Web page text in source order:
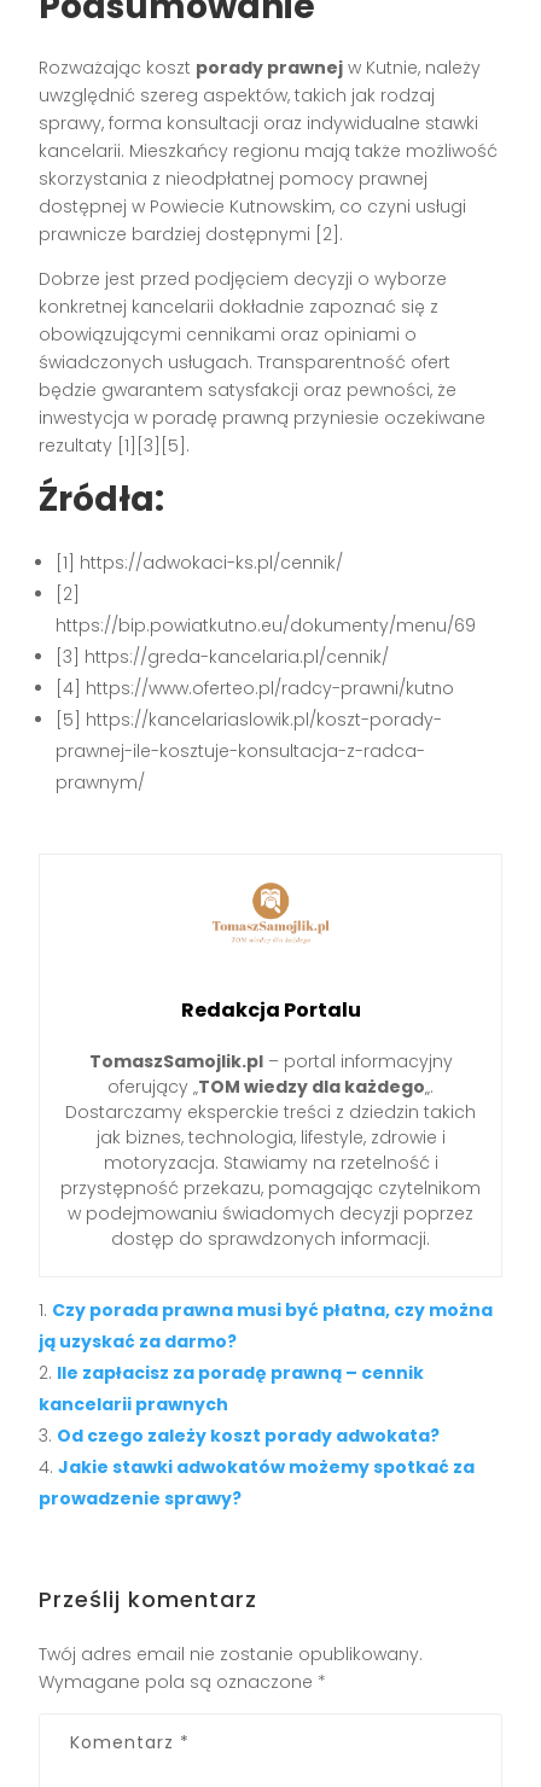
Rozważając koszt porady prawnej w Kutnie, należy
uwzględnić szereg aspektów, takich jak rodzaj
sprawy, forma konsultacji oraz indywidualne stawki
kancelarii. Mieszkańcy regionu mają także możliwość
skorzystania z nieodpłatnej pomocy prawnej
dostępnej w Powiecie Kutnowskim, co czyni usługi
prawnicze bardziej dostępnymi [2].
Dobrze jest przed podjęciem decyzji o wyborze
konkretnej kancelarii dokładnie zapoznać się z
obowiązującymi cennikami oraz opiniami o
świadczonych usługach. Transparentność ofert
będzie gwarantem satysfakcji oraz pewności, że
inwestycja w poradę prawną przyniesie oczekiwane
rezultaty [1][3][5].
Źródła:
[1] https://adwokaci-ks.pl/cennik/
[2]
https://bip.powiatkutno.eu/dokumenty/menu/69
[3] https://greda-kancelaria.pl/cennik/
[4] https://www.oferteo.pl/radcy-prawni/kutno
[5] https://kancelariaslowik.pl/koszt-porady-
prawnej-ile-kosztuje-konsultacja-z-radca-
prawnym/
Redakcja Portalu
TomaszSamojlik.pl– portal informacyjny
oferujący „TOM wiedzy dla każdego„.
Dostarczamy eksperckie treści z dziedzin takich
jak biznes, technologia, lifestyle, zdrowie i
motoryzacja. Stawiamy na rzetelność i
przystępność przekazu, pomagając czytelnikom
w podejmowaniu świadomych decyzji poprzez
dostęp do sprawdzonych informacji.
Czy porada prawna musi być płatna, czy można
ją uzyskać za darmo?
Ile zapłacisz za poradę prawną – cennik
kancelarii prawnych
Od czego zależy koszt porady adwokata?
Jakie stawki adwokatów możemy spotkać za
prowadzenie sprawy?
Prześlij komentarz
Twój adres email nie zostanie opublikowany.
Wymagane pola są oznaczone *